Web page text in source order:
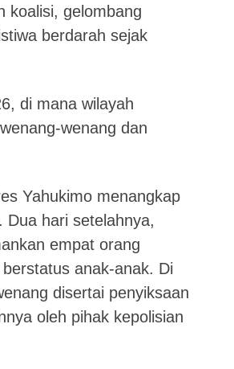
koalisi, gelombang
berdarah sejak
di mana wilayah
wenang dan
Yahukimo menangkap
Dua hari setelahnya,
empat orang
anak-anak. Di
disertai penyiksaan
oleh pihak kepolisian